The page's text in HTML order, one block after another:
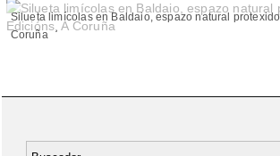
Silueta limícolas en Baldaio, espazo natural
Coruña